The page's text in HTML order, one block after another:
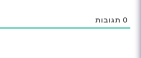
תגובות